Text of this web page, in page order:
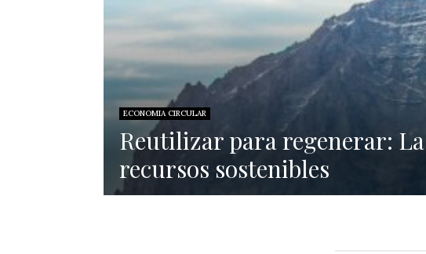
ECONOMIA CIRCULAR
Reutilizar para regenerar:
recursos sostenibles